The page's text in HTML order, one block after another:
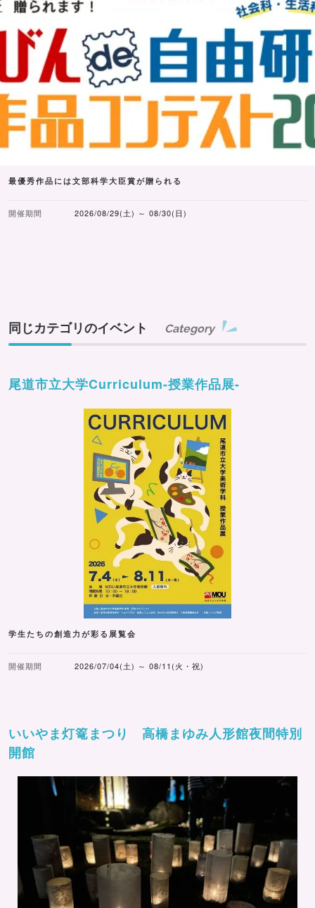
最優秀作品には文部科学大臣賞が贈られる
開催期間 2026/08/29(土) ～ 08/30(日)
同じカテゴリのイベント Category
尾道市立大学Curriculum-授業作品展-
学生たちの創造力が彩る展覧会
開催期間 2026/07/04(土) ～ 08/11(火・祝)
いいやま灯篭まつり 高橋まゆみ人形館夜間特別
開館